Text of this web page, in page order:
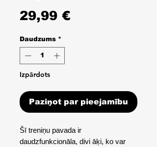
29,99 €Cena
Daudzums *
Izpārdots
Paziņot par pieejamību
Šī treniņu pavada ir
daudzfunkcionāla, divi āķi, ko var